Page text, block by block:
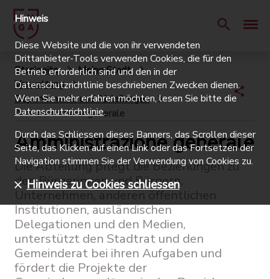
Startseite
Meine Stadt
Verwaltung
Departements und Abteilungen
Amministrazione generale
Amministrazione generale
Die Abteilung pflegt die Beziehungen zu
den Bürgerinnen und Bürgern,
Unternehmen, anderen öffentlichen
Institutionen, ausländischen
Delegationen und den Medien,
unterstützt den Stadtrat und den
Gemeinderat bei ihren Aufgaben und
fördert die Projekte der
Hinweis
Diese Website und die von ihr verwendeten
Drittanbieter-Tools verwenden Cookies, die für den
Betrieb erforderlich sind und den in der
Datenschutzrichtlinie beschriebenen Zwecken dienen.
Wenn Sie mehr erfahren möchten, lesen Sie bitte die
Datenschutzrichtlinie.
Durch das Schliessen dieses Banners, das Scrollen dieser
Seite, das Klicken auf einen Link oder das Fortsetzen der
Navigation stimmen Sie der Verwendung von Cookies zu.
Hinweis zu Cookies schliessen